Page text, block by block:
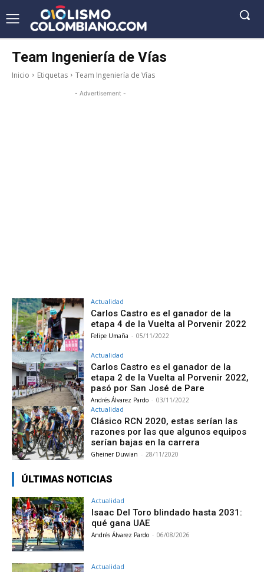
Team Ingeniería de Vías
Inicio Etiquetas Team Ingeniería de Vías
- Advertisement -
Actualidad
Carlos Castro es el ganador de la
etapa 4 de la Vuelta al Porvenir 2022
Felipe Umaña - 05/11/2022
Actualidad
Carlos Castro es el ganador de la
etapa 2 de la Vuelta al Porvenir 2022,
pasó por San José de Pare
Andrés Álvarez Pardo - 03/11/2022
Actualidad
Clásico RCN 2020, estas serían las
razones por las que algunos equipos
serían bajas en la carrera
Gheiner Duwian - 28/11/2020
ÚLTIMAS NOTICIAS
Actualidad
Isaac Del Toro blindado hasta 2031:
qué gana UAE
Andrés Álvarez Pardo - 06/08/2026
Actualidad